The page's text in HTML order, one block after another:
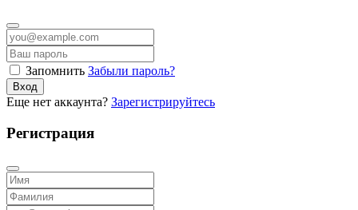
Запомнить Забыли пароль?
Вход
Еще нет аккаунта? Зарегистрируйтесь
Регистрация